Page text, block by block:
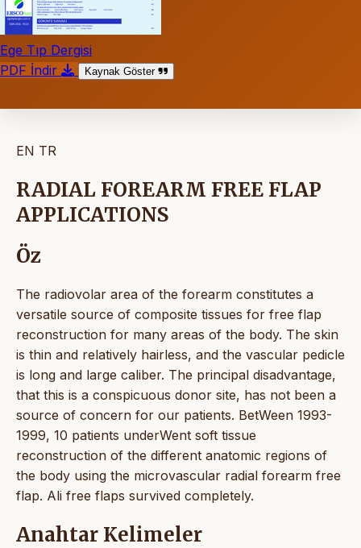
Ege Tıp Dergisi
PDF İndir
Kaynak Göster
EN TR
RADIAL FOREARM FREE FLAP
APPLICATIONS
Öz
The radiovolar area of the forearm constitutes a
versatile source of composite tissues for free flap
reconstruction for many areas of the body. The skin
is thin and relatively hairless, and the vascular pedicle
is long and large caliber. The principal disadvantage,
that this is a conspicuous donor site, has not been a
source of concern for our patients. BetWeen 1993-
1999, 10 patients underWent soft tissue
reconstruction of the different anatomic regions of
the body using the microvascular radial forearm free
flap. Ali free flaps survived completely.
Anahtar Kelimeler